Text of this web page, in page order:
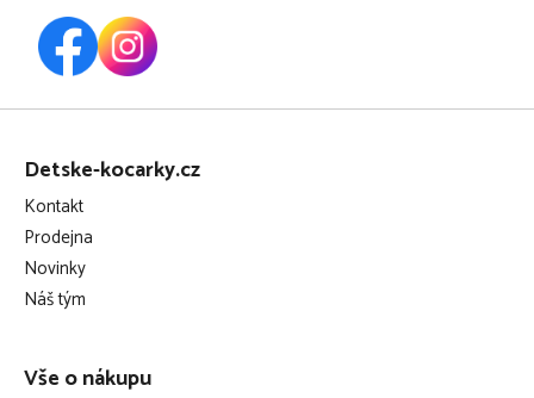
Z
Detske-kocarky.cz
Kontakt
Prodejna
Novinky
Náš tým
Vše o nákupu